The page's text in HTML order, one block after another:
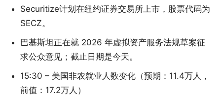
Securitize计划在纽约证券交易所上市，股票代码为
SECZ。
巴基斯坦正在就 2026 年虚拟资产服务法规草案征
求公众意见；截止日期是今天。
15:30 – 美国非农就业人数变化（预期：11.4万人，
前值：17.2万人）